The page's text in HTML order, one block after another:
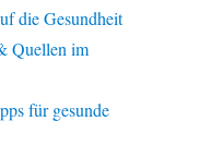
die Gesundheit
Quellen im
für gesunde